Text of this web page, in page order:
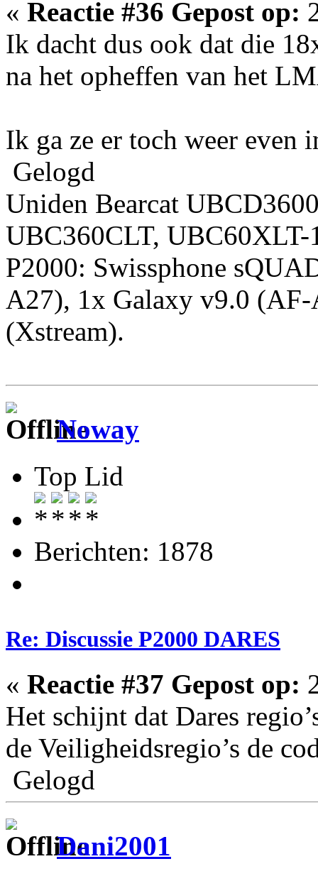
« Reactie #36 Gepost op:
Ik dacht dus ook dat die
na het opheffen van het
Ik ga ze er toch weer even
Gelogd
Uniden Bearcat
UBC360CLT,
P2000: Swissphone
A27), 1x Galaxy v9.0
(Xstream).
Noway
Top Lid
Berichten: 1878
Re: Discussie P2000 DARES
« Reactie #37 Gepost op:
Het schijnt dat Dares
de Veiligheidsregio’s de
Gelogd
Dani2001